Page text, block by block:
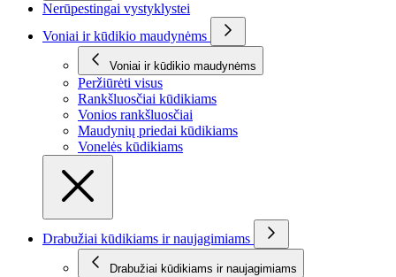
Nerūpestingai vystyklystei
Voniai ir kūdikio maudynėms
Voniai ir kūdikio maudynėms
Peržiūrėti visus
Rankšluosčiai kūdikiams
Vonios rankšluosčiai
Maudynių priedai kūdikiams
Vonelės kūdikiams
Drabužiai kūdikiams ir naujagimiams
Drabužiai kūdikiams ir naujagimiams